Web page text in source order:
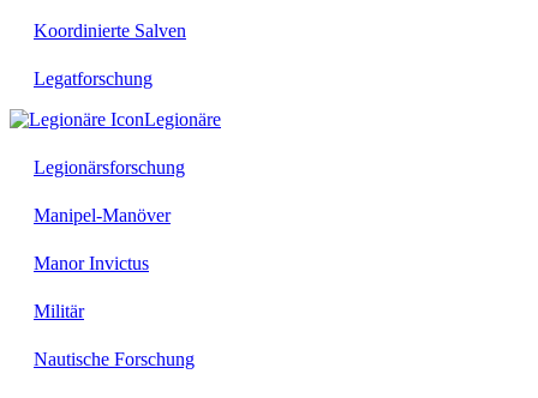
Koordinierte Salven
Legatforschung
Legionäre
Legionärsforschung
Manipel-Manöver
Manor Invictus
Militär
Nautische Forschung